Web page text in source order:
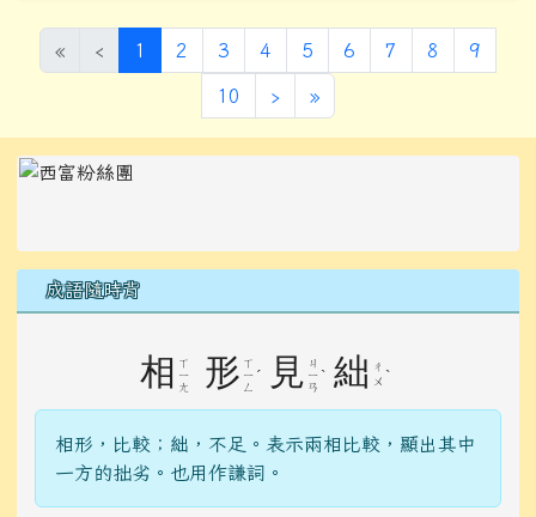
« ‹ 1 (目前頁次)
2 3 4 5 6 7 8 9
10 ›下一頁
»最後頁
左邊區域內容
成語隨時背
相
ㄒ
ㄧ
ㄤ
形 ㄒ
ㄧ
ㄥ
ˊ 見 ㄐ
ㄧ
ㄢ
ˋ 絀
ㄔ
ㄨ ˋ
相形，比較；絀，不足。表示兩相比較，顯出其中
一方的拙劣。也用作謙詞。